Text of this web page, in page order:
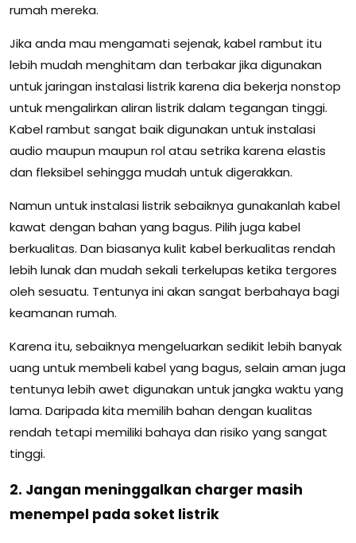
rumah mereka.
Jika anda mau mengamati sejenak, kabel rambut itu
lebih mudah menghitam dan terbakar jika digunakan
untuk jaringan instalasi listrik karena dia bekerja nonstop
untuk mengalirkan aliran listrik dalam tegangan tinggi.
Kabel rambut sangat baik digunakan untuk instalasi
audio maupun maupun rol atau setrika karena elastis
dan fleksibel sehingga mudah untuk digerakkan.
Namun untuk instalasi listrik sebaiknya gunakanlah kabel
kawat dengan bahan yang bagus. Pilih juga kabel
berkualitas. Dan biasanya kulit kabel berkualitas rendah
lebih lunak dan mudah sekali terkelupas ketika tergores
oleh sesuatu. Tentunya ini akan sangat berbahaya bagi
keamanan rumah.
Karena itu, sebaiknya mengeluarkan sedikit lebih banyak
uang untuk membeli kabel yang bagus, selain aman juga
tentunya lebih awet digunakan untuk jangka waktu yang
lama. Daripada kita memilih bahan dengan kualitas
rendah tetapi memiliki bahaya dan risiko yang sangat
tinggi.
2. Jangan meninggalkan charger masih
menempel pada soket listrik